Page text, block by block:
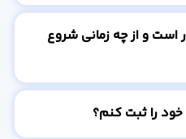
است و از چه زمانی شروع
را ثبت کنم؟